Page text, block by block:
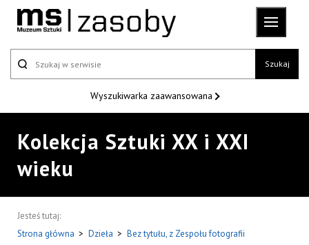
Szukaj
Wyszukiwarka zaawansowana
Kolekcja Sztuki XX i XXI
wieku
Jesteś tutaj:
Strona główna > Dzieła > Bez tytułu, z Zespołu fotografii